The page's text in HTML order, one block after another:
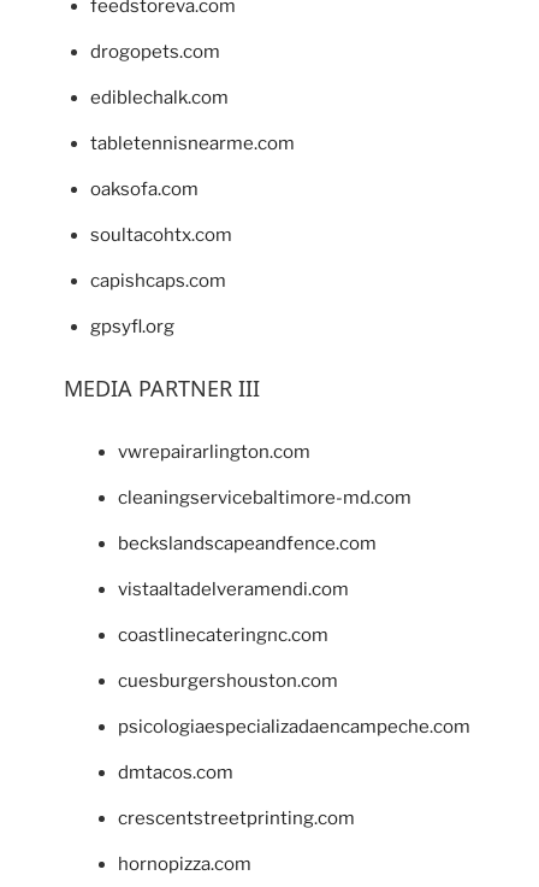
feedstoreva.com
drogopets.com
ediblechalk.com
tabletennisnearme.com
oaksofa.com
soultacohtx.com
capishcaps.com
gpsyfl.org
MEDIA PARTNER III
vwrepairarlington.com
cleaningservicebaltimore-md.com
beckslandscapeandfence.com
vistaaltadelveramendi.com
coastlinecateringnc.com
cuesburgershouston.com
psicologiaespecializadaencampeche.com
dmtacos.com
crescentstreetprinting.com
hornopizza.com